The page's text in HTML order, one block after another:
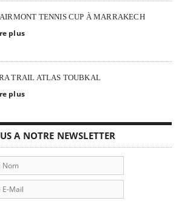
TENNIS CUP À MARRAKECH
plus
TRAIL ATLAS TOUBKAL
plus
A NOTRE NEWSLETTER